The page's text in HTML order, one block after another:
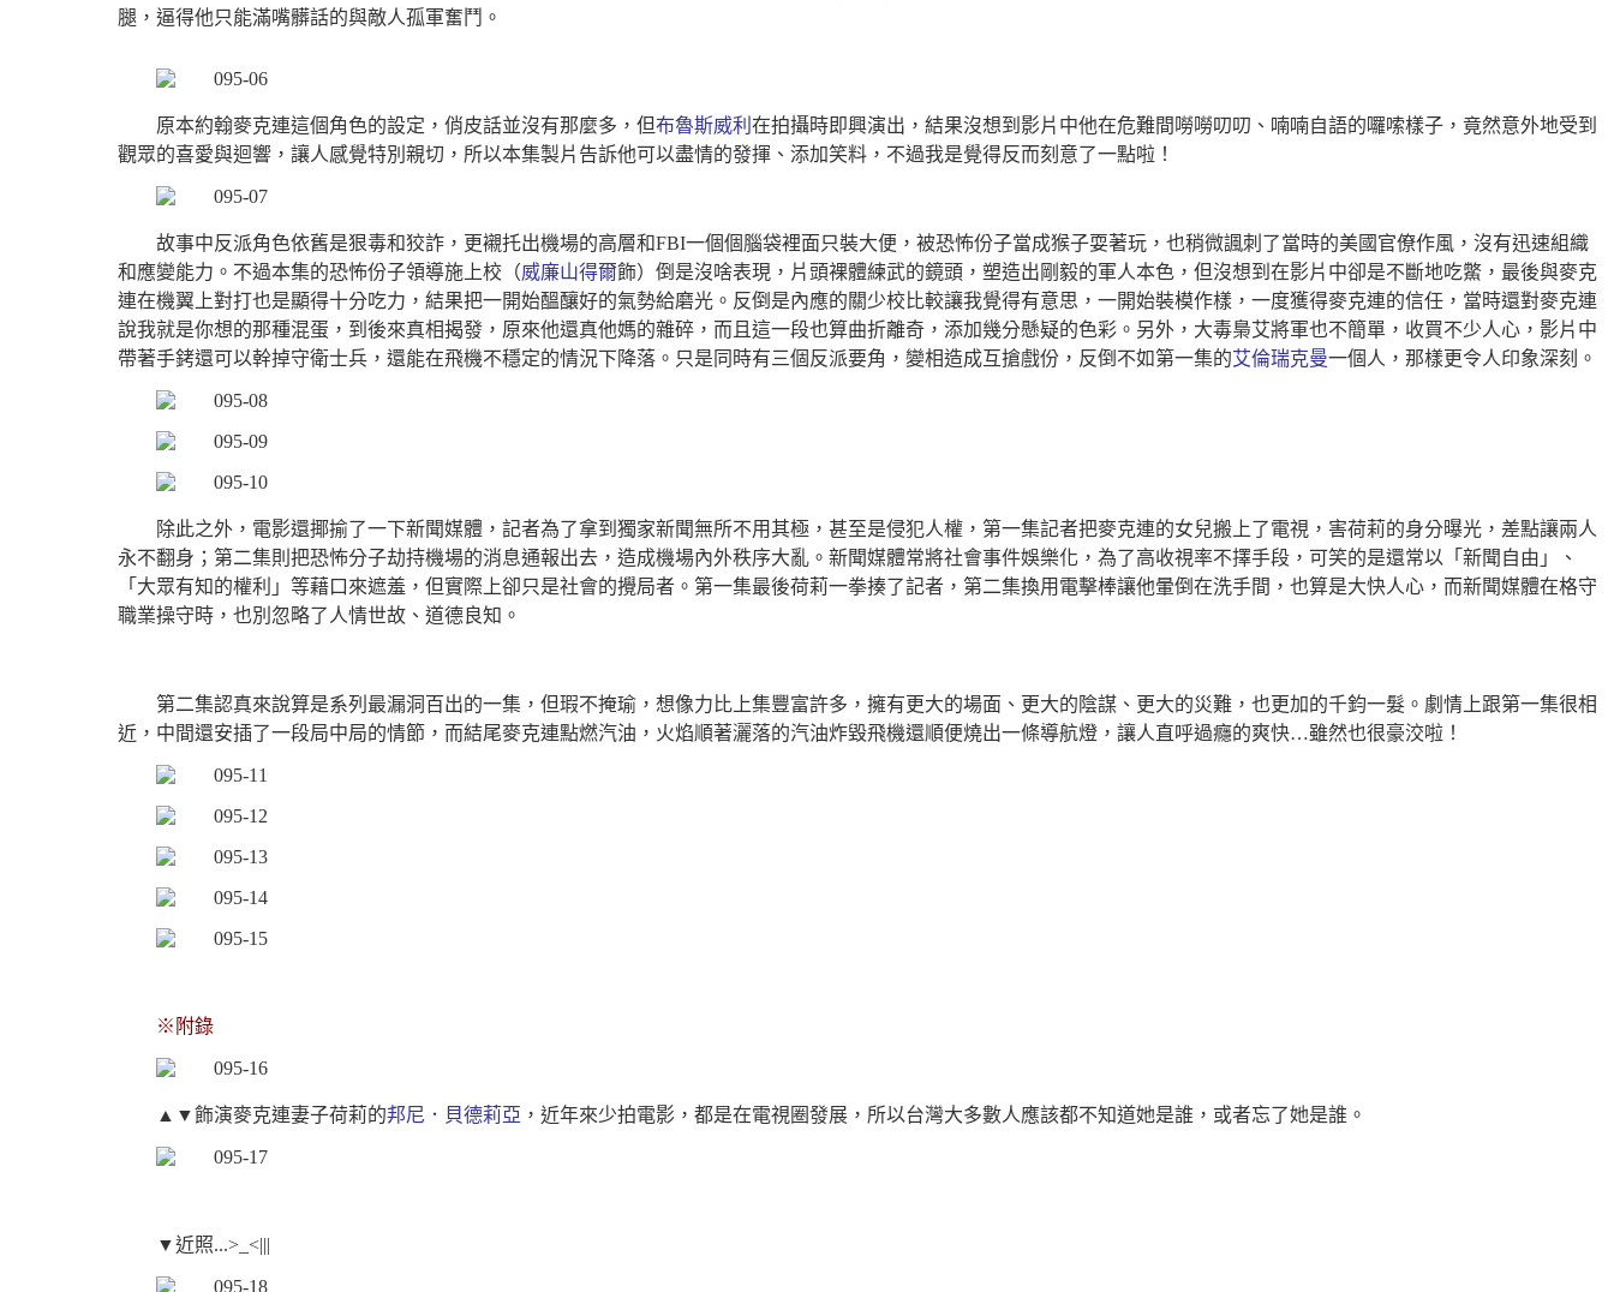
腿，逼得他只能滿嘴髒話的與敵人孤軍奮鬥。
原本約翰麥克連這個角色的設定，俏皮話並沒有那麼多，但布魯斯威利 在拍攝時即興演出，結果沒想到影片中他在危難間嘮嘮叨叨、喃喃自語的囉嗦樣子，竟然意外地受到
觀眾的喜愛與迴響，讓人感覺特別親切，所以本集製片告訴他可以盡情的發揮、添加笑料，不過我是覺得反而刻意了一點啦 ！
故事中反派角色依舊是狠毒和狡詐，更襯托出機場的高層和FBI一個個腦袋裡面只裝大便，被恐怖份子當成猴子耍著玩，也稍微諷刺了當時的美國官僚作風，沒有迅速組織
和應變能力。不過本集的恐怖份子領導施上校（威廉山得爾飾）倒是沒啥表現，片頭裸體練武的鏡頭，塑造出剛毅的軍人本色，但沒想到在影片中卻是不斷地吃鱉，最後與麥克
連在機翼上對打也是顯得十分吃力，結果把一開始醞釀好的氣勢給磨光。反倒是內應的關少校比較讓我覺得有意思，一開始裝模作樣，一度獲得麥克連的信任，當時還對麥克連
說我就是你想的那種混蛋，到後來真相揭發，原來他還真他媽的雜碎，而且這一段也算曲折離奇，添加幾分懸疑的色彩。另外，大毒梟艾將軍也不簡單，收買不少人心，影片中
帶著手銬還可以幹掉守衛士兵，還能在飛機不穩定的情況下降落。只是同時有三個反派要角，變相造成互搶戲份，反倒不如第一集的艾倫瑞克曼一個人，那樣更令人印象深刻。
除此之外，電影還揶揄了一下新聞媒體，記者為了拿到獨家新聞無所不用其極，甚至是侵犯人權，第一集記者把麥克連的女兒搬上了電視，害荷莉的身分曝光，差點讓兩人
永不翻身；第二集則把恐怖分子劫持機場的消息通報出去，造成機場內外秩序大亂。新聞媒體常將社會事件娛樂化，為了高收視率不擇手段，可笑的是還常以「新聞自由」、
「大眾有知的權利」等藉口來遮羞，但實際上卻只是社會的攪局者。第一集最後荷莉一拳揍了記者，第二集換用電擊棒讓他暈倒在洗手間，也算是大快人心，而新聞媒體在格守
職業操守時，也別忽略了人情世故、道德良知。
第二集認真來說算是系列最漏洞百出的一集，但瑕不掩瑜，想像力比上集豐富許多，擁有更大的場面、更大的陰謀、更大的災難，也更加的千鈞一髮。劇情上跟第一集很相
近，中間還安插了一段局中局的情節，而結尾麥克連點燃汽油，火焰順著灑落的汽油炸毀飛機還順便燒出一條導航燈，讓人直呼過癮的爽快…雖然也很豪洨啦！
※附錄
▲▼飾演麥克連妻子荷莉的邦尼．貝德莉亞 ，近年來少拍電影，都是在電視圈發展，所以台灣大多數人應該都不知道她是誰，或者忘了她是誰。
▼近照...>_<|||